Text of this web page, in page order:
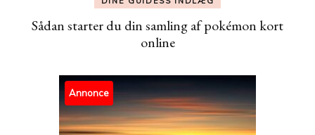
Sådan starter du din samling af pokémon kort
online
Annonce